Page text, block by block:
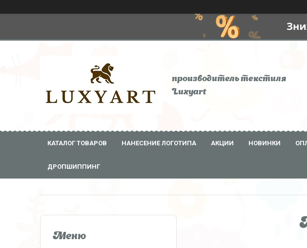
производитель текстиля
Luxyart
КАТАЛОГ ТОВАРОВ НАНЕСЕНИЕ ЛОГОТИПА АКЦИИ НОВИНКИ
ДРОПШИППИНГ